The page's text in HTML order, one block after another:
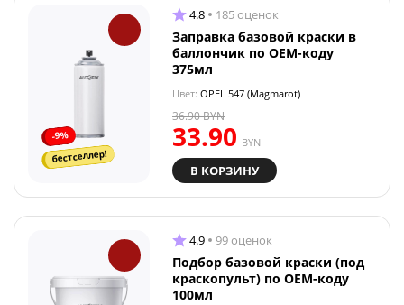
-9%
бестселлер!
4.8 185 оценок
Заправка базовой краски в
баллончик по OEM-коду
375мл
Цвет: OPEL 547 (Magmarot)
33.90 BYN
36.90BYN
В КОРЗИНУ
4.9 99 оценок
Подбор базовой краски (под
краскопульт) по OEM-коду
100мл